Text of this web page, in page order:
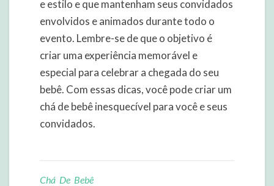
e estilo e que mantenham seus convidados
envolvidos e animados durante todo o
evento. Lembre-se de que o objetivo é
criar uma experiência memorável e
especial para celebrar a chegada do seu
bebê. Com essas dicas, você pode criar um
chá de bebê inesquecível para você e seus
convidados.
Chá De Bebê